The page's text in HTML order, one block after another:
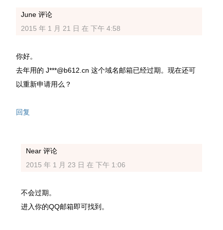
June 评论
2015 年 1 月 21 日 在 下午 4:58
你好。
去年用的 J***@b612.cn 这个域名邮箱已经过期。现在还可
以重新申请用么？
回复
Near 评论
2015 年 1 月 23 日 在 下午 1:06
不会过期。
进入你的QQ邮箱即可找到。